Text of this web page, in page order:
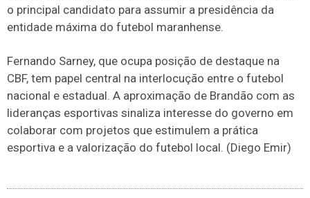
o principal candidato para assumir a presidência da
entidade máxima do futebol maranhense.
Fernando Sarney, que ocupa posição de destaque na
CBF, tem papel central na interlocução entre o futebol
nacional e estadual. A aproximação de Brandão com as
lideranças esportivas sinaliza interesse do governo em
colaborar com projetos que estimulem a prática
esportiva e a valorização do futebol local. (Diego Emir)